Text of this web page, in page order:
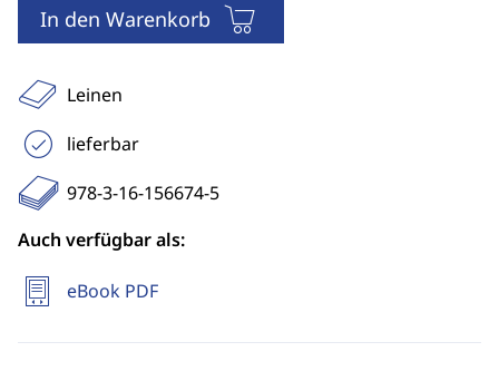
In den Warenkorb
Leinen
lieferbar
978-3-16-156674-5
Auch verfügbar als:
eBook PDF